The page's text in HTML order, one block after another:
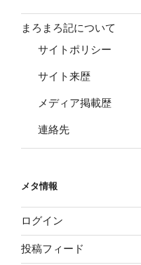
まろまろ記について
サイトポリシー
サイト来歴
メディア掲載歴
連絡先
メタ情報
ログイン
投稿フィード